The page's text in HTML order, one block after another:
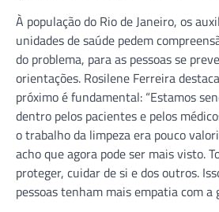
À população do Rio de Janeiro, os
unidades de saúde pedem
do problema, para as pessoas se
orientações. Rosilene Ferreira
próximo é fundamental: “Estamos
dentro pelos pacientes e pelos
o trabalho da limpeza era pouco
acho que agora pode ser mais visto.
proteger, cuidar de si e dos outros.
pessoas tenham mais empatia com a